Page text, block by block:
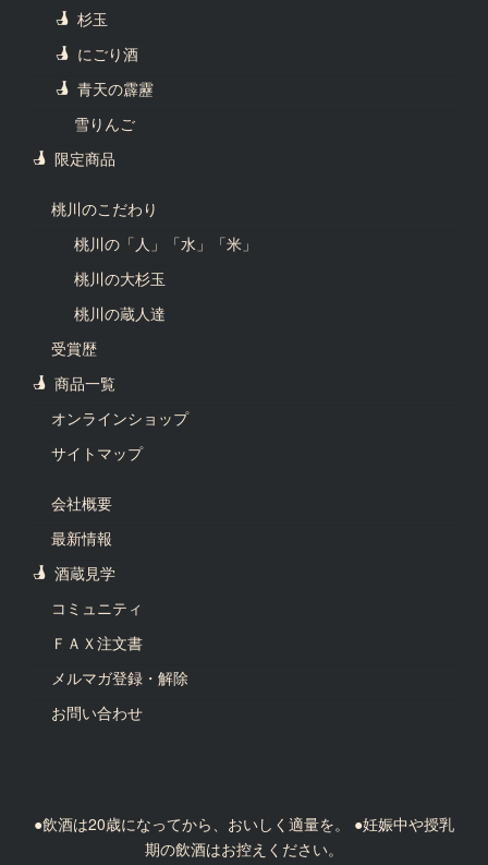
杉玉
にごり酒
青天の霹靂
雪りんご
限定商品
桃川のこだわり
桃川の「人」「水」「米」
桃川の大杉玉
桃川の蔵人達
受賞歴
商品一覧
オンラインショップ
サイトマップ
会社概要
最新情報
酒蔵見学
コミュニティ
ＦＡＸ注文書
メルマガ登録・解除
お問い合わせ
●飲酒は20歳になってから、おいしく適量を。 ●妊娠中や授乳
期の飲酒はお控えください。